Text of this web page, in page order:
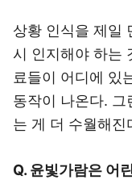
상황 인식을 제일
시 인지해야 하는
료들이 어디에 있
동작이 나온다.
는 게 더 수월해진
Q. 윤빛가람은 어